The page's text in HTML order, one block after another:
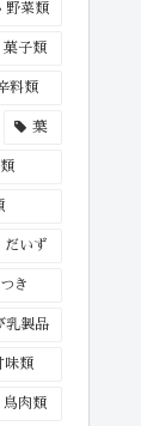
野菜類
菓子類
料類
葉
だいず
き
乳製品
味類
鳥肉類